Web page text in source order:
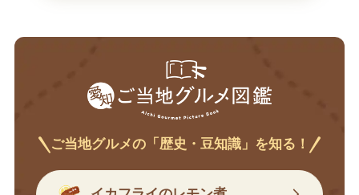
ご当地グルメの「歴史・豆知識」を知る！